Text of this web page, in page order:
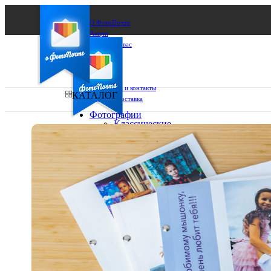
О ФотоПочте
Акции
Сделаем за вас
Бизнесу
FAQ
Франшиза
Поддержка и контакты
Оплата и доставка
Ваш город:
Ваш регион доставки
Выберите из списка:
КАТАЛОГ
Фотографии
Классические
фото
10х10
10х15
13х18
15х15
15х20
20х20
20х30
30х30
30х40